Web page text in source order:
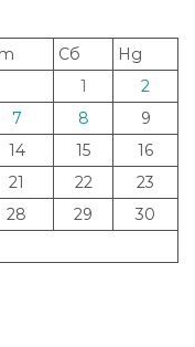
Сб
Нд
1
2
7 8
9
14 15
16
21 22
23
28 29
30